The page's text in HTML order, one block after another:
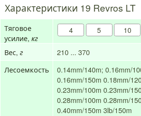
Характеристики 19 Revros LT
Тяговое
усилие, кг
4 5 10
Вес, г
210 ... 370
Лесоемкость
0.14mm/140m; 0.16mm/
0.16mm/150m 0.18mm/
0.23mm/100m 0.23mm/
0.28mm/100m 0.28mm/
0.40mm/150m 3lb/150m